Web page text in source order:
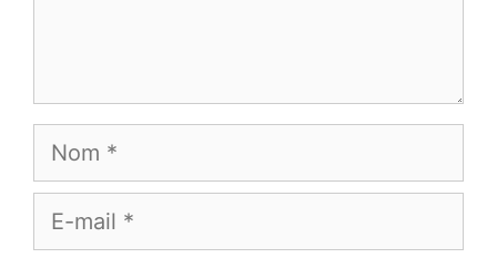
Nom
E-